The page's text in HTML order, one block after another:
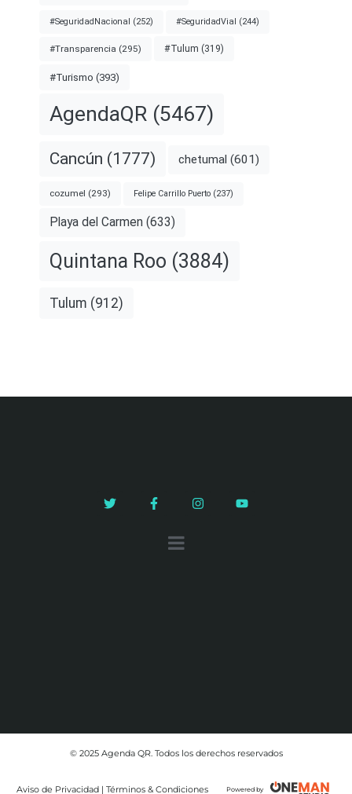
#SeguridadNacional (252) #SeguridadVial (244)
#Transparencia (295) #Tulum (319)
#Turismo (393)
AgendaQR (5467)
Cancún (1777) chetumal (601)
cozumel (293) Felipe Carrillo Puerto (237)
Playa del Carmen (633)
Quintana Roo (3884)
Tulum (912)
© 2025 Agenda QR. Todos los derechos reservados
Aviso de Privacidad | Términos & Condiciones Powered by